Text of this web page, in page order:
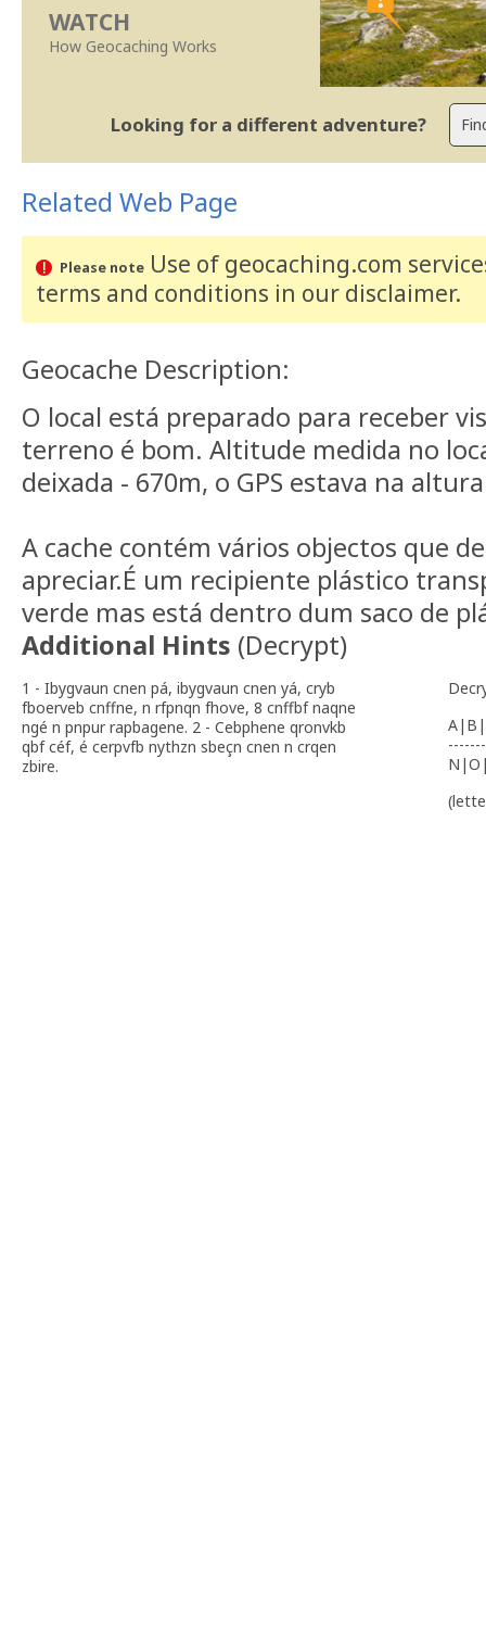
WATCH
How Geocaching Works
Looking for a different adventure?
Related Web Page
Please noteUse of geocaching.com
terms and conditions in our disclaimer.
Geocache Description:
O local está preparado para receber
terreno é bom. Altitude medida no
deixada - 670m, o GPS estava na
A cache contém vários objectos que
apreciar.É um recipiente plástico
verde mas está dentro dum saco de
Additional Hints (Decrypt)
1 - Ibygvaun cnen pá, ibygvaun cnen yá, cryb
fboerveb cnffne, n rfpnqn fhove, 8 cnffbf naqne
ngé n pnpur rapbagene. 2 - Cebphene qronvkb
qbf céf, é cerpvfb nythzn sbeçn cnen n crqen
zbire.